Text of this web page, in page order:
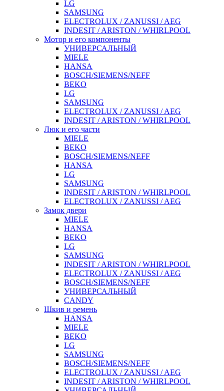
LG
SAMSUNG
ELECTROLUX / ZANUSSI / AEG
INDESIT / ARISTON / WHIRLPOOL
Мотор и его компоненты
УНИВЕРСАЛЬНЫЙ
MIELE
HANSA
BOSCH/SIEMENS/NEFF
BEKO
LG
SAMSUNG
ELECTROLUX / ZANUSSI / AEG
INDESIT / ARISTON / WHIRLPOOL
Люк и его части
MIELE
BEKO
BOSCH/SIEMENS/NEFF
HANSA
LG
SAMSUNG
INDESIT / ARISTON / WHIRLPOOL
ELECTROLUX / ZANUSSI / AEG
Замок двери
MIELE
HANSA
BEKO
LG
SAMSUNG
INDESIT / ARISTON / WHIRLPOOL
ELECTROLUX / ZANUSSI / AEG
BOSCH/SIEMENS/NEFF
УНИВЕРСАЛЬНЫЙ
CANDY
Шкив и ремень
HANSA
MIELE
BEKO
LG
SAMSUNG
BOSCH/SIEMENS/NEFF
ELECTROLUX / ZANUSSI / AEG
INDESIT / ARISTON / WHIRLPOOL